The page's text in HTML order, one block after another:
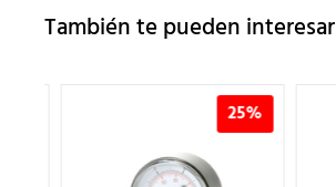
También te pueden interesar
25%